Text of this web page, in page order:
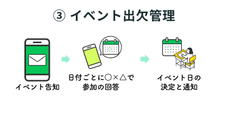
③ イベント出欠管理